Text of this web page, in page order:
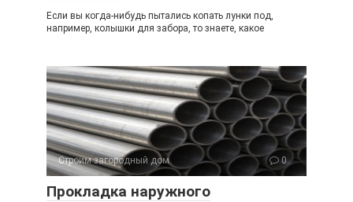
Если вы когда-нибудь пытались копать лунки под,
например, колышки для забора, то знаете, какое
Строим загородный дом 0
Прокладка наружного